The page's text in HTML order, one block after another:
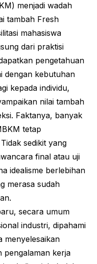
menjadi wadah
tambah Fresh
mahasiswa
dari praktisi
pengetahuan
dengan kebutuhan
kepada individu,
nilai tambah
Faktanya, banyak
tetap
sedikit yang
final atau uji
idealisme berlebihan
merasa sudah
secara umum
industri, dipahami
menyelesaikan
pengalaman kerja